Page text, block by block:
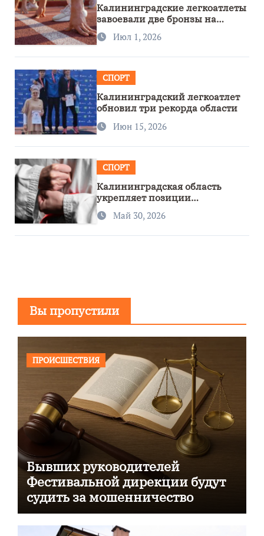
Калининградские легкоатлеты
завоевали две бронзы на
первенстве России
Июл 1, 2026
СПОРТ
Калининградский легкоатлет
обновил три рекорда области
Июн 15, 2026
СПОРТ
Калининградская область
укрепляет позиции
спортивного региона
Май 30, 2026
Вы пропустили
ПРОИСШЕСТВИЯ
Бывших руководителей
Фестивальной дирекции будут
судить за мошенничество